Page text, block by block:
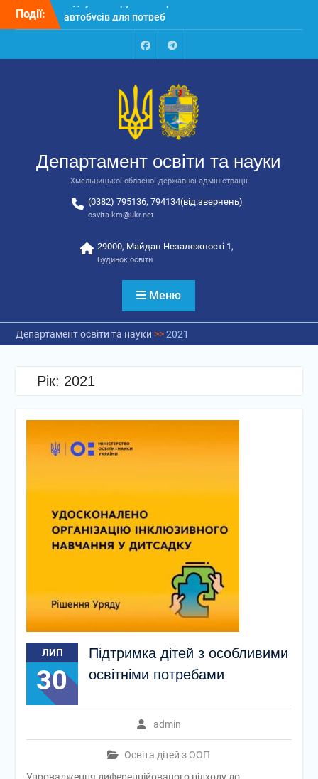
Перейти
Події:
Відбулося засідання
колегії Департаменту
освіти та науки обласної
державної адміністрації
відповідальних за
національно-патріотичне
автобусів для потреб
закладів освіти
FacebookTalegram
Департамент освіти та науки
Хмельницької обласної державної адміністрації
(0382) 795136, 794134(від.звернень)
osvita-km@ukr.net
29000, Майдан Незалежності 1,
Будинок освіти
Меню
Департамент освіти та науки >>2021
Рік: 2021
ЛИП
30
Підтримка дітей з особливими
освітніми потребами
admin
Освіта дітей з ООП